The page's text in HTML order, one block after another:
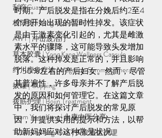
刮痧Guasha
极阳灸Ji Yang Moxibustion
AWT | 冲击波治疗
草本胶囊 | Yong Kang Wellness Capsule
纤川瘦身疗法 | Magnetic Slimming Therapy
拔罐 | Cupping
拨筋护理 | Bojin Treatment
Team Yong Kang | 永康中医分享
TCM Hair Regrowth | 头发重生护理
时期。产后脱发是指在分娩后约2至4
个月开始出现的暂时性掉发。该症状
是由于激素变化引起的，尤其是雌激
素水平的骤降，这可能导致头发增加
脱落。这种掉发是正常的，并且影响
了50％左右的产后妇女。然而，尽管
其普遍性，许多母亲并不了解产后脱
发的原因和如何管理它。在这篇文章
中，我们将探讨产后脱发的常见原
因，并提供实用的提示和方法，以帮
助新妈妈应对这种常见状况。